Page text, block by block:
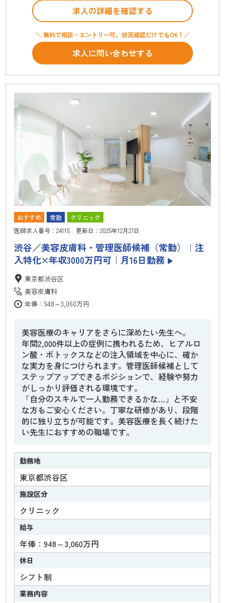
求人の詳細を確認する
＼ 無料で相談・エントリー可。状況確認だけでもOK！／
求人に問い合わせする
おすすめ 常勤
クリニック
医師求人番号：24115 更新日：2025年12月27日
渋谷／美容皮膚科・管理医師候補（常勤）｜注
入特化×年収3000万円可｜月16日勤務 ▶
東京都渋谷区
美容皮膚科
年俸：948～3,060万円
美容医療のキャリアをさらに深めたい先生へ。
年間2,000件以上の症例に携われるため、ヒアルロ
ン酸・ボトックスなどの注入領域を中心に、確か
な実力を身につけられます。管理医師候補として
ステップアップできるポジションで、経験や努力
がしっかり評価される環境です。
「自分のスキルで一人勤務できるかな…」と不安
な方もご安心ください。丁寧な研修があり、段階
的に独り立ちが可能です。美容医療を長く続けた
い先生におすすめの職場です。
勤務地
東京都渋谷区
施設区分
クリニック
給与
年俸：948～3,060万円
休日
シフト制
業務内容